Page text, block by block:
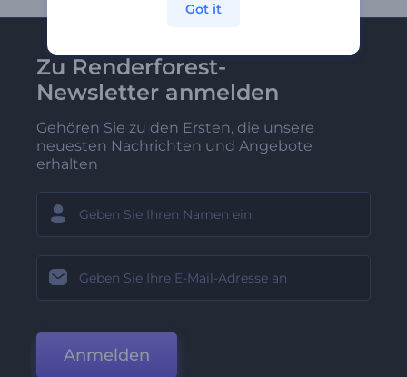
Zu Renderforest-
Newsletter anmelden
Gehören Sie zu den Ersten, die unsere
neuesten Nachrichten und Angebote
erhalten
Anmelden
Got it